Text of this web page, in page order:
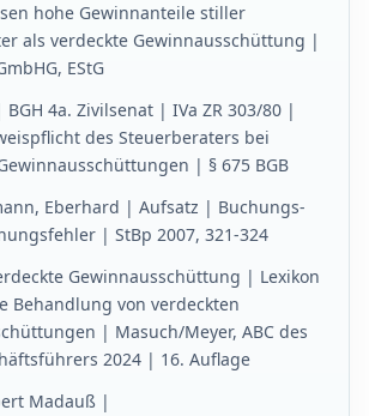
hohe Gewinnanteile stiller
als verdeckte Gewinnausschüttung |
EStG
BGH 4a. Zivilsenat | IVa ZR 303/80 |
des Steuerberaters bei
| § 675 BGB
Eberhard | Aufsatz | Buchungs-
| StBp 2007, 321-324
Gewinnausschüttung | Lexikon
Behandlung von verdeckten
| Masuch/Meyer, ABC des
2024 | 16. Auflage
Madauß |